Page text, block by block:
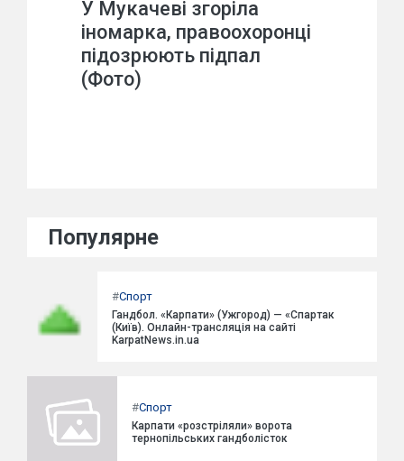
У Мукачеві згоріла
іномарка, правоохоронці
підозрюють підпал
(Фото)
Популярне
#Спорт
Гандбол. «Карпати» (Ужгород) — «Спартак
(Київ). Онлайн-трансляція на сайті
KarpatNews.in.ua
#Спорт
Карпати «розстріляли» ворота
тернопільських гандболісток